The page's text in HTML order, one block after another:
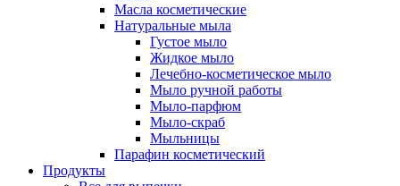
Масла косметические
Натуральные мыла
Густое мыло
Жидкое мыло
Лечебно-косметическое мыло
Мыло ручной работы
Мыло-парфюм
Мыло-скраб
Мыльницы
Парафин косметический
Продукты